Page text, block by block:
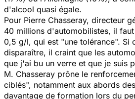
d'alcool quasi égale.
Pour Pierre Chasseray, directeur
40 millions d'automobilistes, il
0,5 g/l, qui est "une tolérance". Si
disparaître, il craint que les
que j'ai bu un verre et que je suis
M. Chasseray prône le
ciblés", notamment aux abords
davantage de formation lors du